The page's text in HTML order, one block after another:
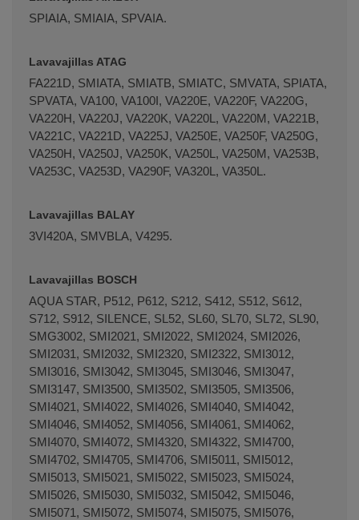
SPIAIA, SMIAIA, SPVAIA.
Lavavajillas ATAG
FA221D, SMIATA, SMIATB, SMIATC, SMVATA, SPIATA,
SPVATA, VA100, VA100I, VA220E, VA220F, VA220G,
VA220H, VA220J, VA220K, VA220L, VA220M, VA221B,
VA221C, VA221D, VA225J, VA250E, VA250F, VA250G,
VA250H, VA250J, VA250K, VA250L, VA250M, VA253B,
VA253C, VA253D, VA290F, VA320L, VA350L.
Lavavajillas BALAY
3VI420A, SMVBLA, V4295.
Lavavajillas BOSCH
AQUA STAR, P512, P612, S212, S412, S512, S612,
S712, S912, SILENCE, SL52, SL60, SL70, SL72, SL90,
SMG3002, SMI2021, SMI2022, SMI2024, SMI2026,
SMI2031, SMI2032, SMI2320, SMI2322, SMI3012,
SMI3016, SMI3042, SMI3045, SMI3046, SMI3047,
SMI3147, SMI3500, SMI3502, SMI3505, SMI3506,
SMI4021, SMI4022, SMI4026, SMI4040, SMI4042,
SMI4046, SMI4052, SMI4056, SMI4061, SMI4062,
SMI4070, SMI4072, SMI4320, SMI4322, SMI4700,
SMI4702, SMI4705, SMI4706, SMI5011, SMI5012,
SMI5013, SMI5021, SMI5022, SMI5023, SMI5024,
SMI5026, SMI5030, SMI5032, SMI5042, SMI5046,
SMI5071, SMI5072, SMI5074, SMI5075, SMI5076,
Terminal de consulta
Aquastop lavavajillas BALAY BOSCH SIEMENS